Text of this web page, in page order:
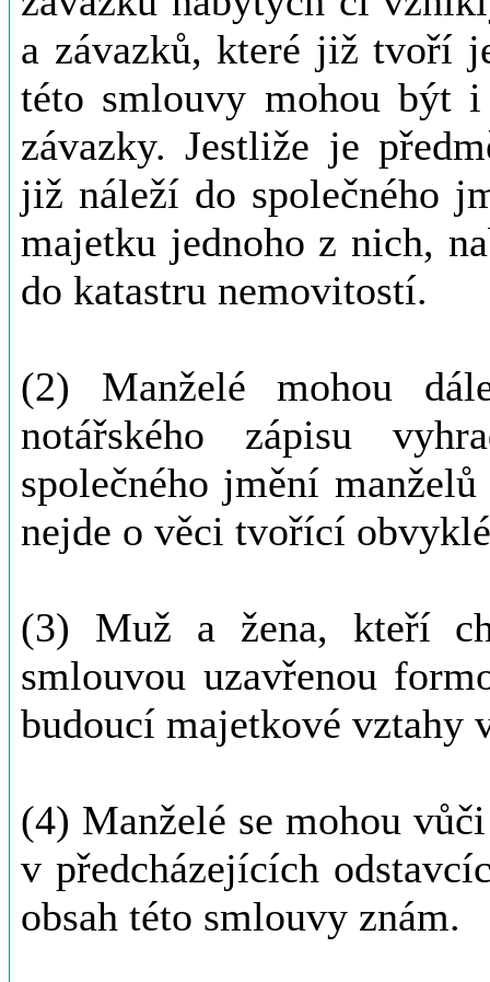
a závazků, které již tvoří
této smlouvy mohou být
závazky. Jestliže je
již náleží do společného
majetku jednoho z nich,
do katastru nemovitostí.
(2) Manželé mohou
notářského zápisu
společného jmění
nejde o věci tvořící
(3) Muž a žena, kteří
smlouvou uzavřenou
budoucí majetkové vztahy
(4) Manželé se mohou
v předcházejících
obsah této smlouvy znám.